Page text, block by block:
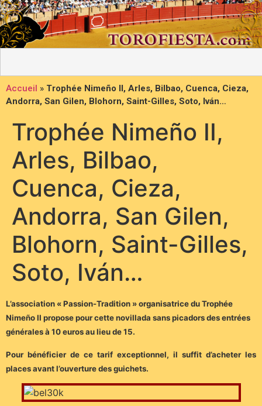
Accueil » Trophée Nimeño II, Arles, Bilbao, Cuenca, Cieza,
Andorra, San Gilen, Blohorn, Saint-Gilles, Soto, Iván…
Trophée Nimeño II,
Arles, Bilbao,
Cuenca, Cieza,
Andorra, San Gilen,
Blohorn, Saint-Gilles,
Soto, Iván…
L’association « Passion-Tradition » organisatrice du Trophée
Nimeño II propose pour cette novillada sans picadors des entrées
générales à 10 euros au lieu de 15.
Pour bénéficier de ce tarif exceptionnel, il suffit d’acheter les
places avant l’ouverture des guichets.